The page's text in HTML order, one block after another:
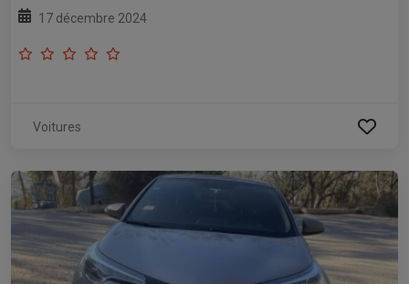
17 décembre 2024
Voitures